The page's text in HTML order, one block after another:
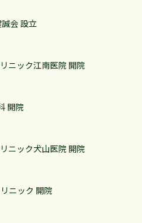
会 設立
ニック江南医院 開院
開院
ニック犬山医院 開院
ニック 開院